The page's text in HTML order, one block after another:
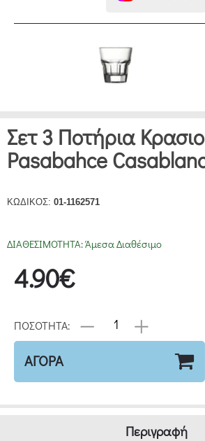
Σετ 3 Ποτήρια
Pasabahce
ΚΩΔΙΚΟΣ: 01-1162571
ΔΙΑΘΕΣΙΜΟΤΗΤΑ:Άμεσα Διαθέσιμο
4.90€
ΠΟΣΟΤΗΤΑ:
ΑΓΟΡΑ
Περιγραφή